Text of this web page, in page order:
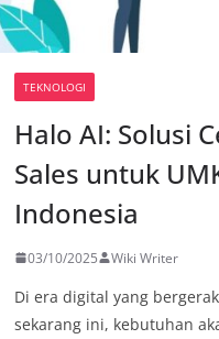
TEKNOLOGI
Halo AI: Solusi
Sales untuk
Indonesia
03/10/2025 Wiki Writer
Di era digital yang
sekarang ini, kebutuhan